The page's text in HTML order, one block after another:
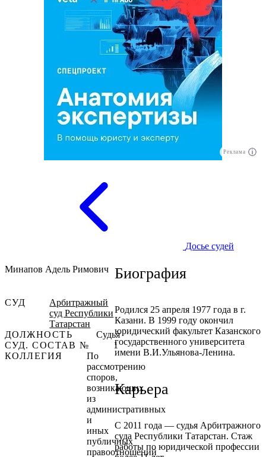
Реклама
Досье судей
Минапов Адель Римович
СУД
Арбитражный
суд Республики
Татарстан
ДОЛЖНОСТЬ
Судья
СУД. СОСТАВ №
1
КОЛЛЕГИЯ
По
рассмотрению
споров,
возникающих
из
административных
и
иных
публичных
правоотношений
Биография
Родился 25 апреля 1977 года в г.
Казани. В 1999 году окончил
юридический факультет Казанского
государственного университета
имени В.И.Ульянова-Ленина.
Карьера
С 2011 года — судья Арбитражного
суда Республики Татарстан. Стаж
работы по юридической профессии